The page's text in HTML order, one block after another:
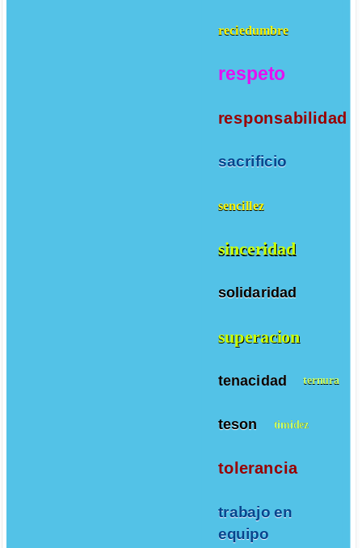
reciedumbre
respeto
responsabilidad
sacrificio
sencillez
sinceridad
solidaridad
superacion
tenacidad ternura
teson timidez
tolerancia
trabajo en
equipo